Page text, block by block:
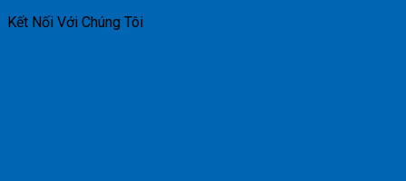
Kết Nối Với Chúng Tôi